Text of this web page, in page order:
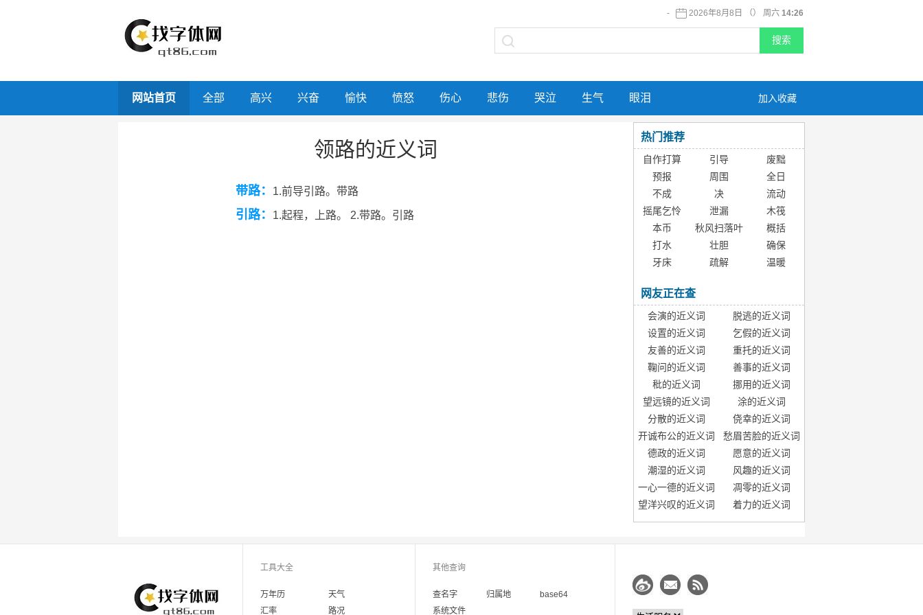
- 2026年8月8日 （） 周六 14:26
加入收藏
网站首页 全部 高兴 兴奋 愉快 愤怒 伤心 悲伤 哭泣 生气 眼泪
领路的近义词
带路： 1.前导引路。带路
引路： 1.起程，上路。 2.带路。引路
热门推荐
自作打算 引导
废黜
预报
周围
全日
不成
决
流动
摇尾乞怜
泄漏
木筏
本币
秋风扫落叶
概括
打水
壮胆
确保
牙床
疏解 温暖
网友正在查
会演的近义词
脱逃的近义词
设置的近义词
乞假的近义词
友善的近义词
重托的近义词
鞠问的近义词
善事的近义词
秕的近义词
挪用的近义词
望远镜的近义词
涂的近义词
分散的近义词
侥幸的近义词
开诚布公的近义词
愁眉苦脸的近义词
德政的近义词
愿意的近义词
潮湿的近义词
风趣的近义词
一心一德的近义词
凋零的近义词
望洋兴叹的近义词
着力的近义词
工具大全
万年历
天气
汇率
路况
其他查询
查名字 归属地
base64
系统文件